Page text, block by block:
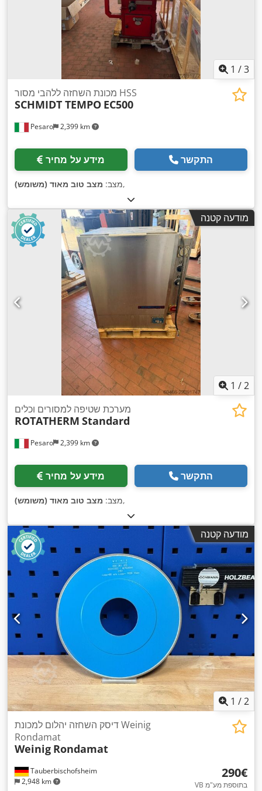
1 /3
Pesaro 2,399 km
מכונת השחזה ללהבי מסור HSS
SCHMIDT TEMPO EC500
מידע על מחיר התקשר
מצב: מצב טוב מאוד (משומש) ,
מודעה קטנה
1 /2
Pesaro 2,399 km
מערכת שטיפה למסורים וכלים
ROTATHERM Standard
מידע על מחיר התקשר
מצב: מצב טוב מאוד (משומש) ,
מודעה קטנה
1 /2
Tauberbischofsheim
2,948 km
דיסק השחזה יהלום למכונת Weinig
Rondamat
Weinig Rondamat
‏290 ‏€
VB בתוספת מע"מ